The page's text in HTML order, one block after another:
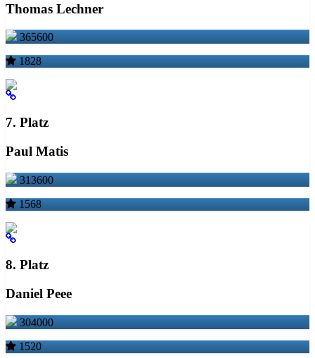
Thomas Lechner
365600
1828
7. Platz
Paul Matis
313600
1568
8. Platz
Daniel Peee
304000
1520